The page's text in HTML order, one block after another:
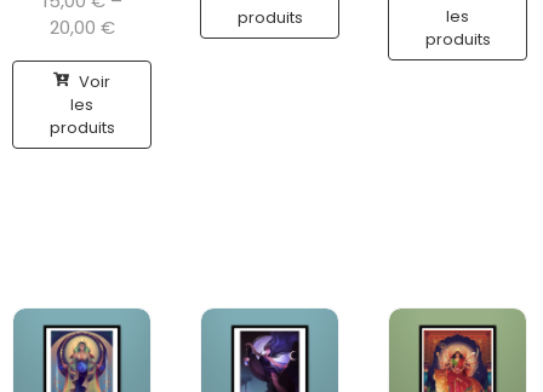
20,00 €
Voir
les
produits
produits
les
produits